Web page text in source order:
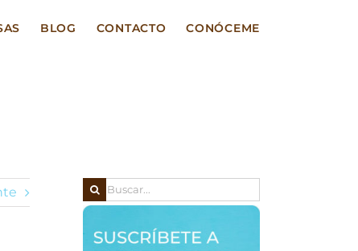
BLOG CONTACTO CONÓCEME
Buscar: